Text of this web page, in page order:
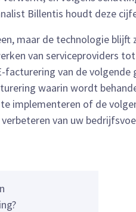
Billentis houdt deze
maar de technologie blijft
van serviceproviders
facturering van de
waarin wordt
implementeren of de
van uw